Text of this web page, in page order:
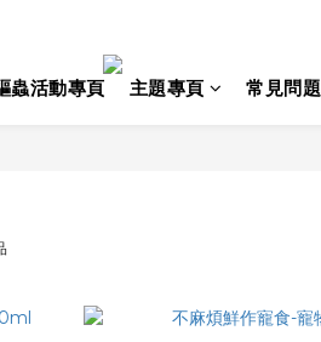
蟲活動專頁 主題專頁 常見問題